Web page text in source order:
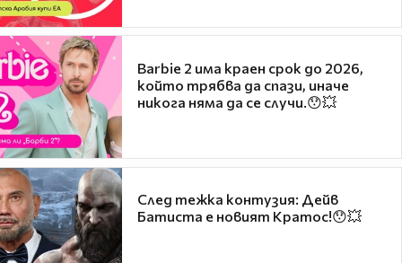
Barbie 2 има краен срок до 2026,
който трябва да спази, иначе
никога няма да се случи.😯💥
След тежка контузия: Дейв
Батиста е новият Кратос!😯💥